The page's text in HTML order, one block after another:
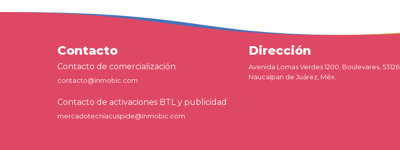
Contacto
Contacto de comercialización
contacto@inmobic.com
Contacto de activaciones BTL y publicidad
mercadotecniacuspide@inmobic.com
Dirección
Avenida Lomas Verdes 1200, Boulevares, 53126
Naucalpan de Juárez, Méx.